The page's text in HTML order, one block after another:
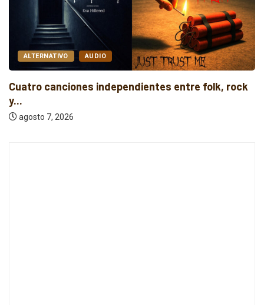
ALTERNATIVO AUDIO
Cuatro canciones independientes entre folk, rock
y...
agosto 7, 2026